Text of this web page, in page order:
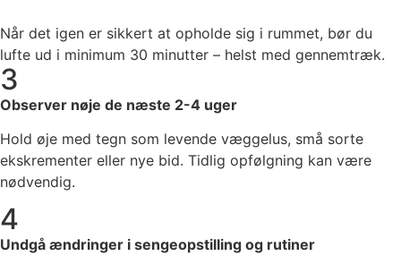
Når det igen er sikkert at opholde sig i rummet, bør du
lufte ud i minimum 30 minutter – helst med gennemtræk.
3
Observer nøje de næste 2-4 uger
Hold øje med tegn som levende væggelus, små sorte
ekskrementer eller nye bid. Tidlig opfølgning kan være
nødvendig.
4
Undgå ændringer i sengeopstilling og rutiner